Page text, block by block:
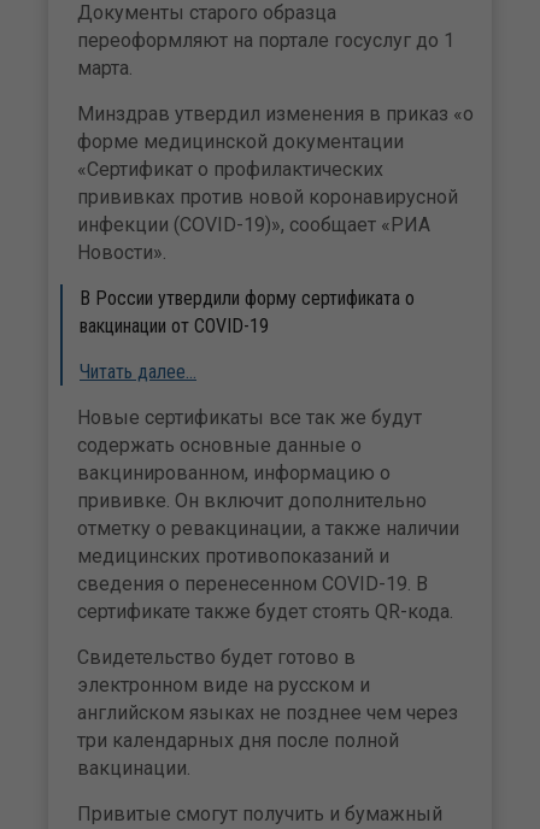
Документы старого образца
переоформляют на портале госуслуг до 1
марта.
Минздрав утвердил изменения в приказ «о
форме медицинской документации
«Сертификат о профилактических
прививках против новой коронавирусной
инфекции (COVID-19)», сообщает «РИА
Новости».
В России утвердили форму сертификата о
вакцинации от COVID-19
Читать далее…
Новые сертификаты все так же будут
содержать основные данные о
вакцинированном, информацию о
прививке. Он включит дополнительно
отметку о ревакцинации, а также наличии
медицинских противопоказаний и
сведения о перенесенном COVID-19. В
сертификате также будет стоять QR-кода.
Свидетельство будет готово в
электронном виде на русском и
английском языках не позднее чем через
три календарных дня после полной
вакцинации.
Привитые смогут получить и бумажный